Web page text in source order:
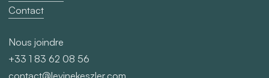
Contact
Nous joindre
+33 1 83 62 08 56
contact@levinekeszler.com